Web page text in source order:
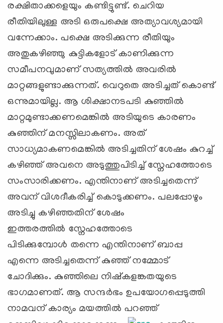
രക്ഷിതാക്കളെയും കണ്ടിട്ടുണ്ട്. ചെറിയ
രീതിയിലുള്ള അടി ഒരുപക്ഷെ അത്യാവശ്യമായി
വന്നേക്കാം. പക്ഷെ അടിക്കുന്ന രീതിയും
അതുകഴിഞ്ഞു കുട്ടികളോട് കാണിക്കുന്ന
സമീപനവുമാണ് സത്യത്തില്‍ അവരില്‍
മാറ്റങ്ങളുണ്ടാക്കുന്നത്. വെറുതെ അടിച്ചത് കൊണ്ട്
ഒന്നുമായില്ല. ആ ശിക്ഷാനടപടി കുഞ്ഞില്‍
മാറ്റമുണ്ടാക്കണമെങ്കില്‍ അടിയുടെ കാരണം
കുഞ്ഞിന് മനസ്സിലാകണം. അത്
സാധ്യമാകണമെങ്കില്‍ അടിച്ചതിന് ശേഷം കുറച്ച്
കഴിഞ്ഞ് അവനെ അടുത്തുപിടിച്ച് സ്നേഹത്തോടെ
സംസാരിക്കണം. എന്തിനാണ് അടിച്ചതെന്ന്
അവന് വിശദീകരിച്ച് കൊടുക്കണം. പലപ്പോഴും
അടിച്ചു കഴിഞ്ഞതിന് ശേഷം
ഇത്തരത്തില്‍ സ്നേഹത്തോടെ
പിടിക്കുമ്പോള്‍ തന്നെ എന്തിനാണ് ബാപ്പ
എന്നെ അടിച്ചതെന്ന് കുഞ്ഞ് നമ്മോട്
ചോദിക്കും. കുഞ്ഞിലെ നിഷ്കളങ്കതയുടെ
ഭാഗമാണത്. ആ സന്ദര്‍ഭം ഉപയോഗപ്പെടുത്തി
നാമവന് കാര്യം മയത്തില്‍ പറഞ്ഞ്